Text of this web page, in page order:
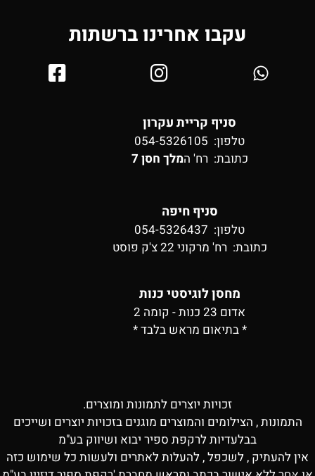
עקבו אחרינו ברשתות
סניף קריית עקרון
טלפון: 054-5326105
כתובת: רח' המלך חסן 7
סניף חיפה
טלפון: 054-5326437
כתובת: רח' מרקוני 22 צ'ק פוסט
מחסן לוגיסטי כנות
אדום 23 כנות - קומה 2
* בתיאום מראש בלבד *
זכויות יוצרים לתמונות ומוצרים.
התמונות , הצילומים והמוצרים מוגנים בזכויות יוצרים ושייכים
בבלעדיות לרקפת ספיר יבוא ושיווק בע"מ
אין להעתיק , לשכפל , להעלות לאתרים ולעשות כל שימוש כזה